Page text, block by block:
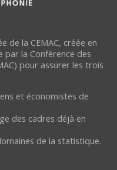
de la CEMAC, créée en
par la Conférence des
pour assurer les trois
et économistes de
des cadres déjà en
de la statistique.